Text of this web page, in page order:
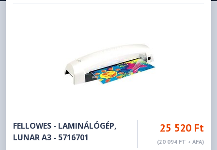
FELLOWES - LAMINÁLÓGÉP,
LUNAR A3 - 5716701
25 520 Ft
(20 094 FT + ÁFA)